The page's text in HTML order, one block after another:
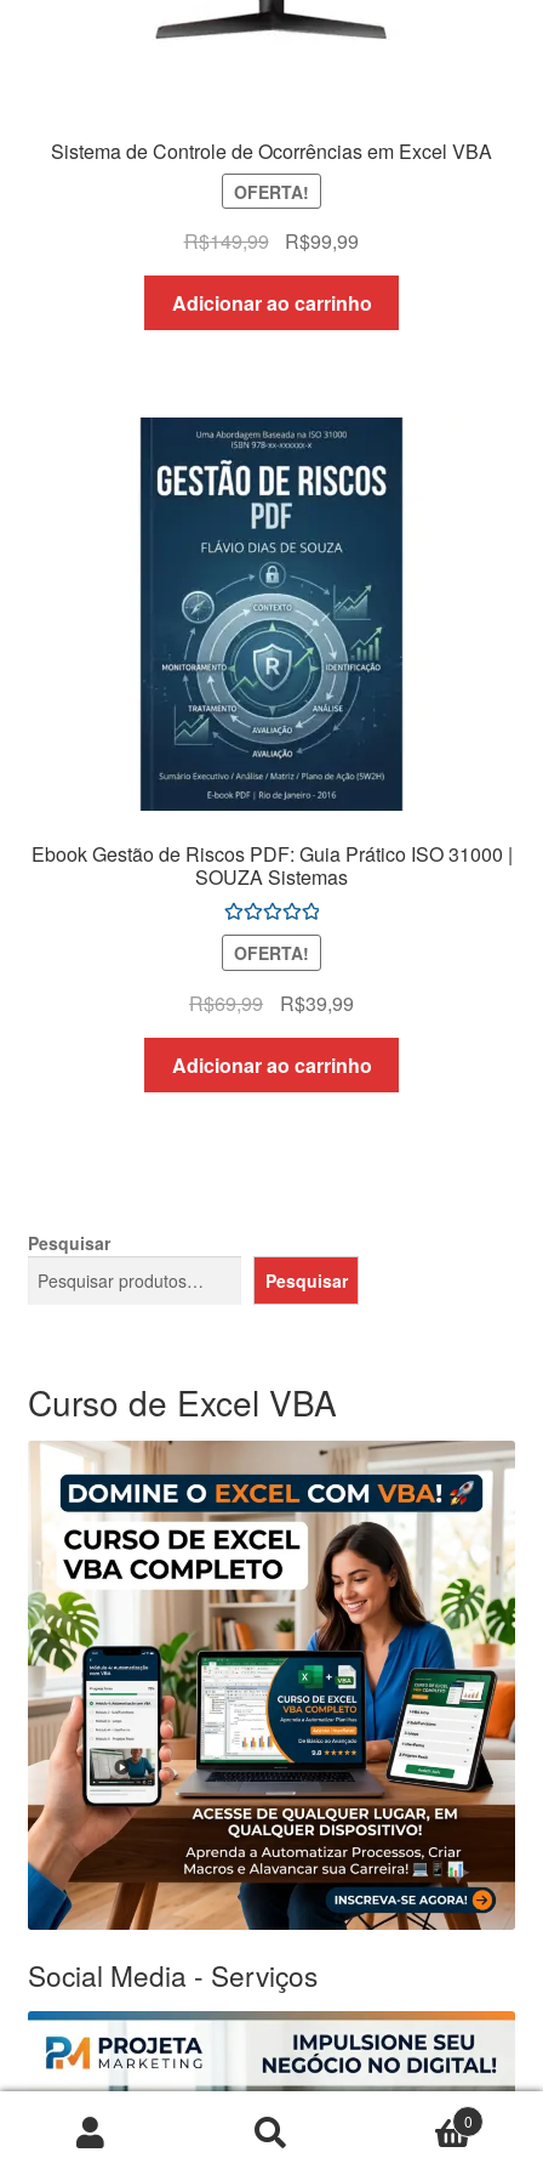
Sistema de Controle de Ocorrências em Excel VBA
OFERTA!
R$149,99
O
preço
original
era:
R$99,99
preço
atual
é:
Adicionar ao carrinho
Ebook Gestão de Riscos PDF: Guia Prático ISO 31000 |
SOUZA Sistemas
Avaliação
5.00de 5
OFERTA!
R$69,99
O
preço
original
era:
R$39,99O
preço
atual
é:
Adicionar ao carrinho
Pesquisar
Pesquisar
Curso de Excel VBA
Social Media - Serviços
Pesquisar
Pesquisar
0